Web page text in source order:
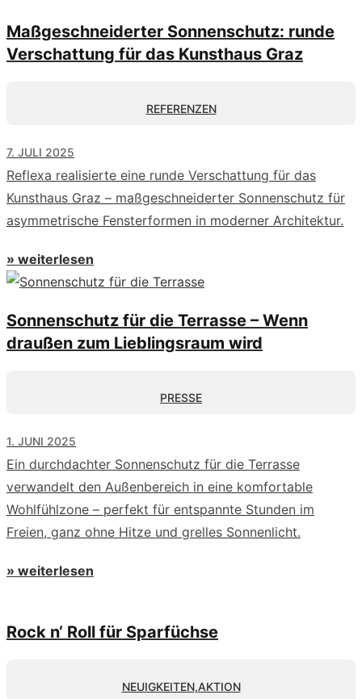
Maßgeschneiderter Sonnenschutz: runde
Verschattung für das Kunsthaus Graz
REFERENZEN
7. JULI 2025
Reflexa realisierte eine runde Verschattung für das
Kunsthaus Graz – maßgeschneiderter Sonnenschutz für
asymmetrische Fensterformen in moderner Architektur.
» weiterlesen
Sonnenschutz für die Terrasse – Wenn
draußen zum Lieblingsraum wird
PRESSE
1. JUNI 2025
Ein durchdachter Sonnenschutz für die Terrasse
verwandelt den Außenbereich in eine komfortable
Wohlfühlzone – perfekt für entspannte Stunden im
Freien, ganz ohne Hitze und grelles Sonnenlicht.
» weiterlesen
Rock n‘ Roll für Sparfüchse
NEUIGKEITEN,AKTION